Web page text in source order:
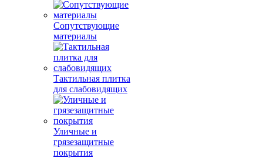
Сопутствующие
материалы
Тактильная плитка
для слабовидящих
Уличные и
грязезащитные
покрытия